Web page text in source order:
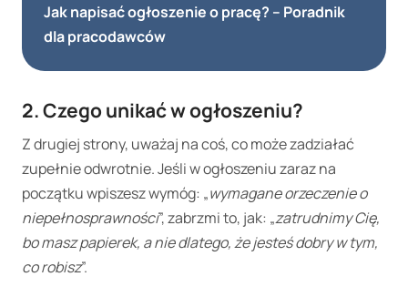
Jak napisać ogłoszenie o pracę? – Poradnik
dla pracodawców
2.Czego unikać w ogłoszeniu?
Z drugiej strony, uważaj na coś, co może zadziałać
zupełnie odwrotnie. Jeśli w ogłoszeniu zaraz na
początku wpiszesz wymóg: „wymagane orzeczenie o
niepełnosprawności”, zabrzmi to, jak: „zatrudnimy Cię,
bo masz papierek, a nie dlatego, że jesteś dobry w tym,
co robisz”.